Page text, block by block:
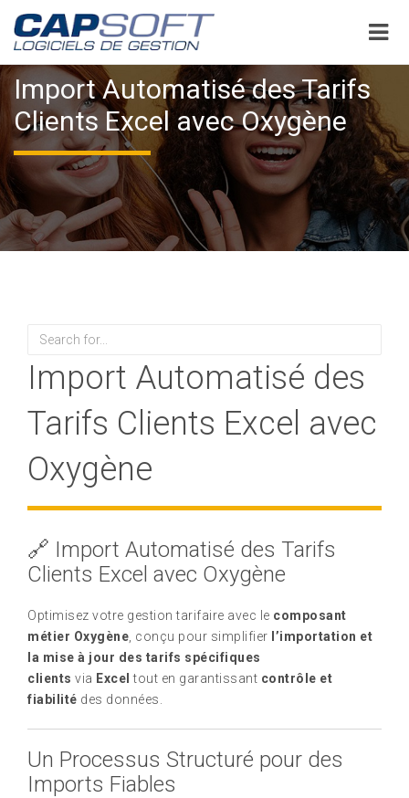
au
contenu
principal
Import Automatisé des Tarifs
Clients Excel avec Oxygène
Rechercher
Import Automatisé des
Tarifs Clients Excel avec
Oxygène
🔗 Import Automatisé des Tarifs
Clients Excel avec Oxygène
Optimisez votre gestion tarifaire avec le composant
métier Oxygène , conçu pour simplifier l’importation et
la mise à jour des tarifs spécifiques
clients via Excel tout en garantissant contrôle et
fiabilité des données.
Un Processus Structuré pour des
Imports Fiables